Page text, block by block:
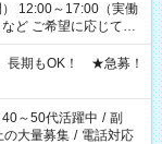
12:00～17:00（実働
て、
相談ください！
長期もOK！ ★急募！
40～50代活躍中 / 副
の大量募集 / 電話対応